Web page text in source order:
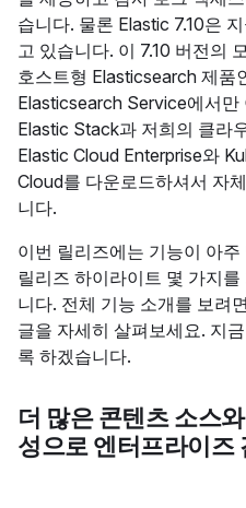
습니다. 물론 Elastic 7.10은
고 있습니다. 이 7.10 버전의
호스트형 Elasticsearch 제품
Elasticsearch Service에서만
Elastic Stack과 저희의 클라
Elastic Cloud Enterprise와
Cloud를 다운로드하셔서 자
니다.
이번 릴리즈에는 기능이 아
릴리즈 하이라이트 몇 가지
니다. 전체 기능 소개를 보려
글을 자세히 살펴보세요. 지
록 하겠습니다.
더 많은 콘텐츠 소스
성으로 엔터프라이즈